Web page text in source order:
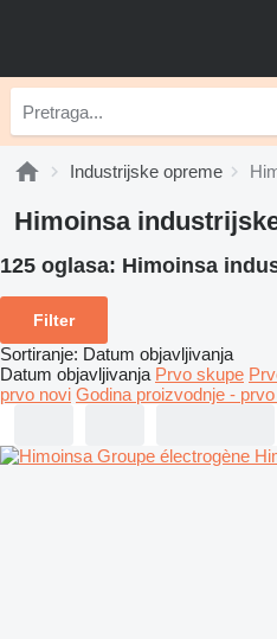
Industrijske opreme
Himoinsa
125 oglasa: Himoinsa
Filter
Sortiranje: Datum objavljivanja
Datum objavljivanja Prvo skupe
prvo novi Godina proizvodnje -